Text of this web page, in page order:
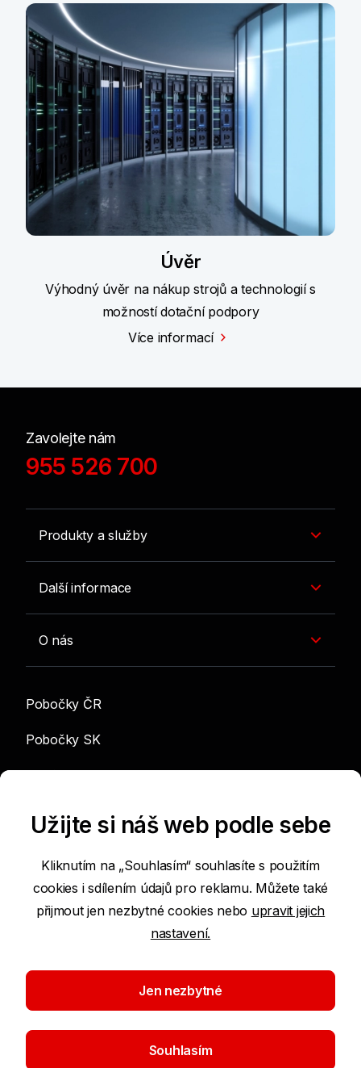
Úvěr
Výhodný úvěr na nákup strojů a technologií s
možností dotační podpory
Více informací
Zavolejte nám
955 526 700
Produkty a služby
Další informace
O nás
Pobočky ČR
Pobočky SK
info@sgef.cz
Prohlášení o přístupnosti
Podmínky používání internetových stránek
Nastavení cookies
Užijte si náš web podle sebe
Kliknutím na „Souhlasím“ souhlasíte s použitím
cookies i sdílením údajů pro reklamu. Můžete také
přijmout jen nezbytné cookies nebo upravit jejich
nastavení.
Jen nezbytné
Souhlasím